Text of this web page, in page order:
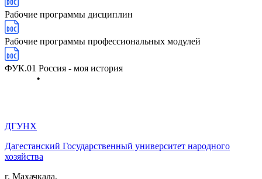
Рабочие программы дисциплин
Рабочие программы профессиональных модулей
ФУК.01 Россия - моя история
ДГУНХ
Дагестанский Государственный университет народного
хозяйства
г. Махачкала,